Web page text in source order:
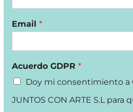
Email*
Acuerdo GDPR*
Doy mi consentimiento a
JUNTOS CON ARTE S.L para